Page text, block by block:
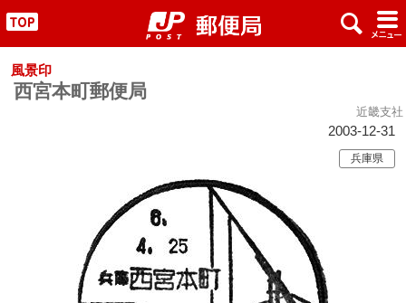
" x #
風景印
西宮本町郵便局
近畿支社
2003-12-31
兵庫県